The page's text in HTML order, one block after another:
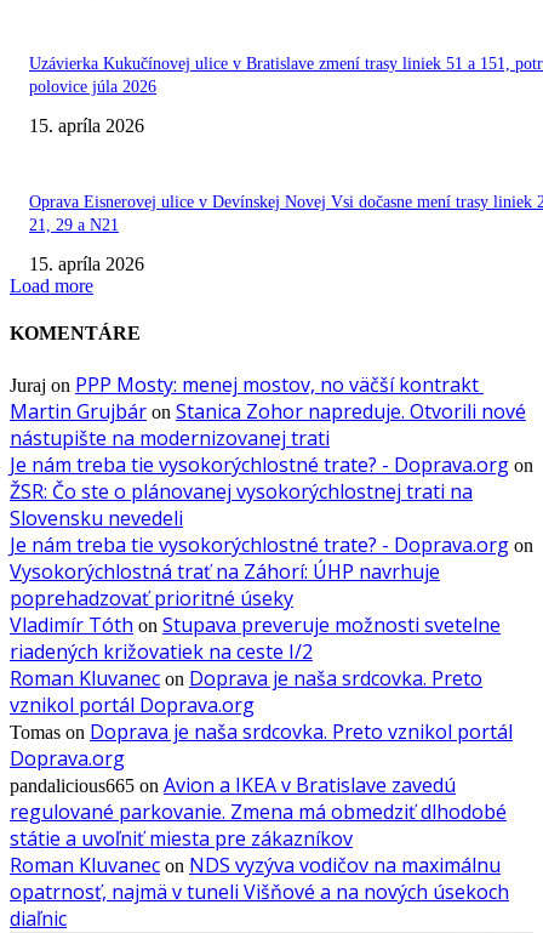
Uzávierka Kukučínovej ulice v Bratislave zmení trasy liniek 51 a 151,
polovice júla 2026
15. apríla 2026
Oprava Eisnerovej ulice v Devínskej Novej Vsi dočasne mení trasy liniek
21, 29 a N21
15. apríla 2026
Load more
KOMENTÁRE
Juraj on PPP Mosty: menej mostov, no väčší kontrakt
Martin Grujbár on Stanica Zohor napreduje. Otvorili nové
nástupište na modernizovanej trati
Je nám treba tie vysokorýchlostné trate? - Doprava.org on
ŽSR: Čo ste o plánovanej vysokorýchlostnej trati na
Slovensku nevedeli
Je nám treba tie vysokorýchlostné trate? - Doprava.org on
Vysokorýchlostná trať na Záhorí: ÚHP navrhuje
poprehadzovať prioritné úseky
Vladimír Tóth on Stupava preveruje možnosti svetelne
riadených križovatiek na ceste I/2
Roman Kluvanec on Doprava je naša srdcovka. Preto
vznikol portál Doprava.org
Tomas on Doprava je naša srdcovka. Preto vznikol portál
Doprava.org
pandalicious665 on Avion a IKEA v Bratislave zavedú
regulované parkovanie. Zmena má obmedziť dlhodobé
státie a uvoľniť miesta pre zákazníkov
Roman Kluvanec on NDS vyzýva vodičov na maximálnu
opatrnosť, najmä v tuneli Višňové a na nových úsekoch
diaľnic